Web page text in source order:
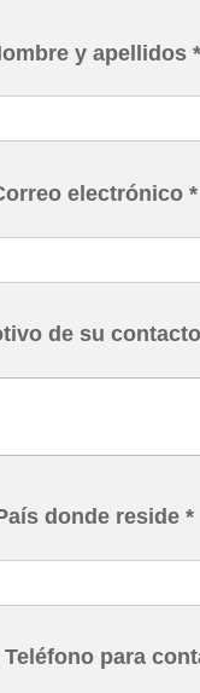
y apellidos *
electrónico *
de su
donde reside *
Teléfono para